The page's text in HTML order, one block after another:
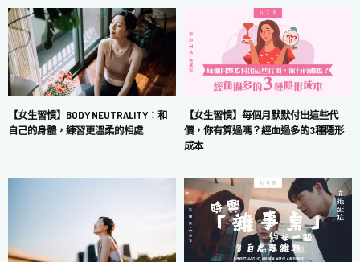
【女生習慣】BODY NEUTRALITY：和
自己的身體，練習更溫柔的相處
【女生習慣】每個月默默付出這些代
價，你有算過嗎？經血過多的3種隱形
成本